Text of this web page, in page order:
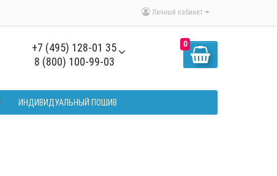
Личный кабинет
+7 (495) 128-01 35
8 (800) 100-99-03
0
ИНДИВИДУАЛЬНЫЙ ПОШИВ